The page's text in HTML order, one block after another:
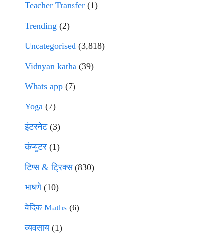
Teacher Transfer (1)
Trending (2)
Uncategorised (3,818)
Vidnyan katha (39)
Whats app (7)
Yoga (7)
इंटरनेट(3)
कंप्युटर (1)
टिप्स & ट्रिक्स(830)
भाषणे(10)
वेदिक Maths (6)
व्यवसाय(1)